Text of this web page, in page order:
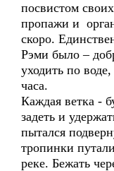
посвистом
пропажи и
скоро.
Рэми было –
уходить по
часа.
Каждая ветка -
задеть и
пытался
тропинки
реке. Бежать